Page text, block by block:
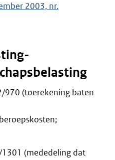
2003, nr.
970 (toerekening baten
(mededeling dat